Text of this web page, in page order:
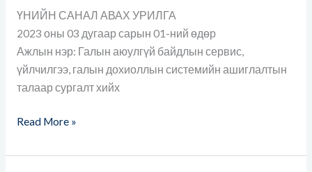
ҮНИЙН САНАЛ АВАХ УРИЛГА
2023 оны 03 дугаар сарын 01-ний өдөр
Ажлын нэр: Галын аюулгүй байдлын сервис,
үйлчилгээ, галын дохиоллын системийн ашиглалтын
талаар сургалт хийх
Read More »